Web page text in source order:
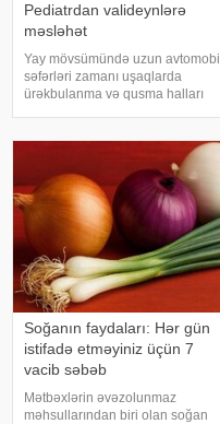
Pediatrdan valideynlərə
məsləhət
Yay mövsümündə uzun avtomobil
səfərləri zamanı uşaqlarda
ürəkbulanma və qusma halları
beynin gözlərdən və bədənin
hərəkətindən gələn siqnallar
arasındakı uyğunsuzluqda
Soğanın faydaları: Hər gün
istifadə etməyiniz üçün 7
vacib səbəb
Mətbəxlərin əvəzolunmaz
məhsullarından biri olan soğan